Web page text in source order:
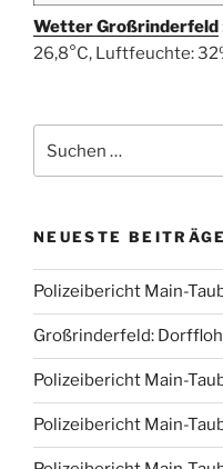
Wetter Großrinderfeld
26,8°C, Luftfeuchte:
nach:
NEUESTE BEITRÄGE
Polizeibericht Main-
Großrinderfeld:
Polizeibericht Main-
Polizeibericht Main-